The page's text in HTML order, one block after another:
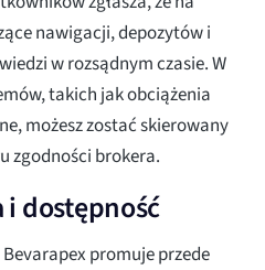
nawigacji, depozytów i
w rozsądnym czasie. W
takich jak obciążenia
możesz zostać skierowany
zgodności brokera.
dostępność
promuje przede